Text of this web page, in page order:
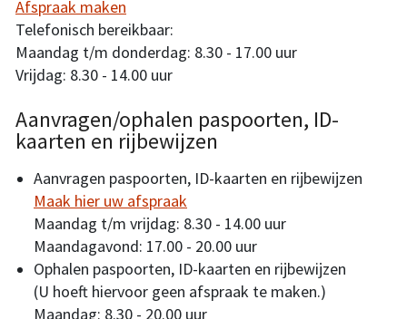
Afspraak maken
Telefonisch bereikbaar:
Maandag t/m donderdag: 8.30 - 17.00 uur
Vrijdag: 8.30 - 14.00 uur
Aanvragen/ophalen paspoorten, ID-
kaarten en rijbewijzen
Aanvragen paspoorten, ID-kaarten en rijbewijzen
Maak hier uw afspraak
Maandag t/m vrijdag: 8.30 - 14.00 uur
Maandagavond: 17.00 - 20.00 uur
Ophalen paspoorten, ID-kaarten en rijbewijzen
(U hoeft hiervoor geen afspraak te maken.)
Maandag: 8.30 - 20.00 uur